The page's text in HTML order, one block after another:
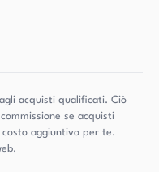
acquisti qualificati. Ciò
se acquisti
aggiuntivo per te.